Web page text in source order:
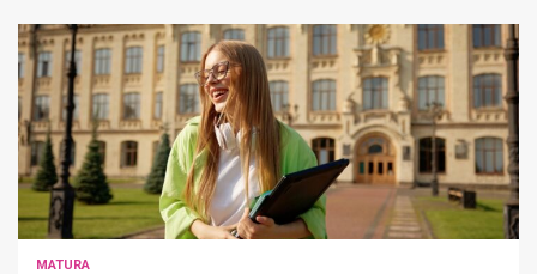
MATURA